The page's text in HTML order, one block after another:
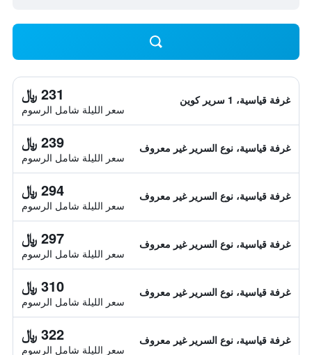
غرفة قياسية، 1 سرير كوين 231 ﷼
سعر الليلة شامل الرسوم
غرفة قياسية، نوع السرير غير معروف 239 ﷼
سعر الليلة شامل الرسوم
غرفة قياسية، نوع السرير غير معروف 294 ﷼
سعر الليلة شامل الرسوم
غرفة قياسية، نوع السرير غير معروف 297 ﷼
سعر الليلة شامل الرسوم
غرفة قياسية، نوع السرير غير معروف 310 ﷼
سعر الليلة شامل الرسوم
غرفة قياسية، نوع السرير غير معروف 322 ﷼
سعر الليلة شامل الرسوم